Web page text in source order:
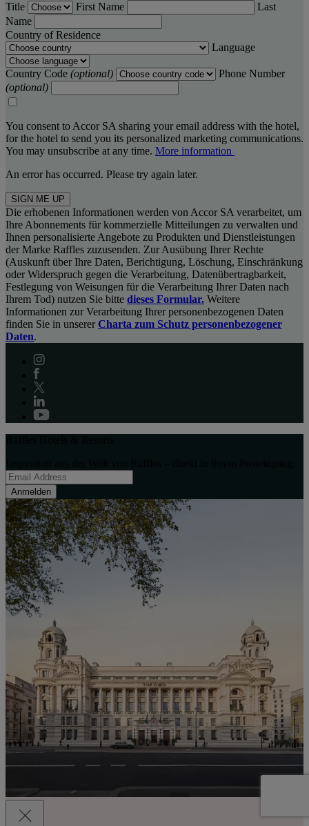
Title
First Name
Last
Name
Country of Residence
Language
Country Code (optional)
Phone Number
(optional)
You consent to Accor SA sharing your email address with the hotel,
for the hotel to send you its personalized marketing communications.
You may unsubscribe at any time. More information
An error has occurred. Please try again later.
SIGN ME UP
Die erhobenen Informationen werden von Accor SA verarbeitet, um
Ihre Abonnements für kommerzielle Mitteilungen zu verwalten und
Ihnen personalisierte Angebote zu Produkten und Dienstleistungen
der Marke Raffles zuzusenden. Zur Ausübung Ihrer Rechte
(Auskunft über Ihre Daten, Berichtigung, Löschung, Einschränkung
oder Widerspruch gegen die Verarbeitung, Datenübertragbarkeit,
Festlegung von Weisungen für die Verarbeitung Ihrer Daten nach
Ihrem Tod) nutzen Sie bitte dieses Formular. Weitere
Informationen zur Verarbeitung Ihrer personenbezogenen Daten
finden Sie in unserer Charta zum Schutz personenbezogener
Daten.
Anmelden